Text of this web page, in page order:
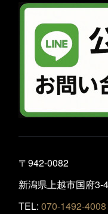
〒942-0082
新潟県上越市国府
TEL: 070-1492-4008